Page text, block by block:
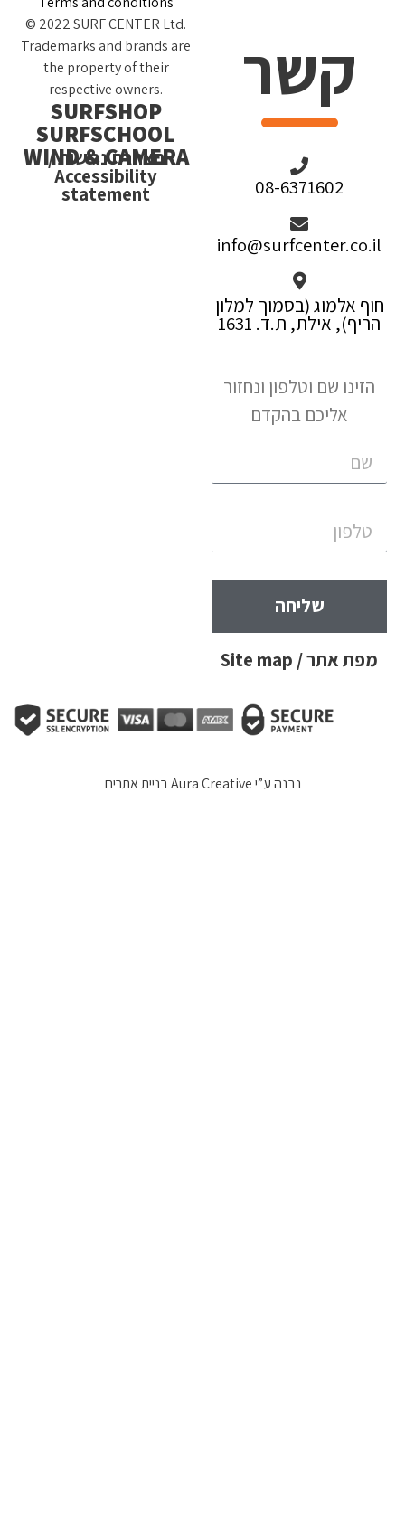
קשר
08-6371602
info@surfcenter.co.il
חוף אלמוג (בסמוך למלון
הריף), אילת, ת.ד. 1631
הזינו שם וטלפון ונחזור
אליכם בהקדם
שליחה
מפת אתר / Site map
© 2022 SURF CENTER Ltd.
Trademarks and brands are
the property of their
respective owners.
SURFSHOP
SURFSCHOOL
WIND & CAMERA
הצהרת נגישות /
Accessibility
statement
נבנה ע”יAura Creative בניית אתרים